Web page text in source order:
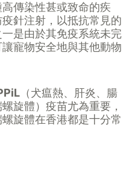
傳染性甚或致命的疾
針注射，以抵抗常見的
是由於其免疫系統未完
寵物安全地與其他動物
（犬瘟熱、肝炎、腸
旋體）疫苗尤為重要，
旋體在香港都是十分常